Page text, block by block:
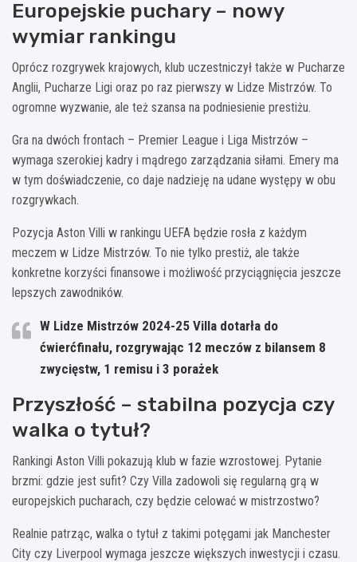
Europejskie puchary – nowy
wymiar rankingu
Oprócz rozgrywek krajowych, klub uczestniczył także w Pucharze
Anglii, Pucharze Ligi oraz po raz pierwszy w Lidze Mistrzów. To
ogromne wyzwanie, ale też szansa na podniesienie prestiżu.
Gra na dwóch frontach – Premier League i Liga Mistrzów –
wymaga szerokiej kadry i mądrego zarządzania siłami. Emery ma
w tym doświadczenie, co daje nadzieję na udane występy w obu
rozgrywkach.
Pozycja Aston Villi w rankingu UEFA będzie rosła z każdym
meczem w Lidze Mistrzów. To nie tylko prestiż, ale także
konkretne korzyści finansowe i możliwość przyciągnięcia jeszcze
lepszych zawodników.
W Lidze Mistrzów 2024-25 Villa dotarła do
ćwierćfinału, rozgrywając 12 meczów z bilansem 8
zwycięstw, 1 remisu i 3 porażek
Przyszłość – stabilna pozycja czy
walka o tytuł?
Rankingi Aston Villi pokazują klub w fazie wzrostowej. Pytanie
brzmi: gdzie jest sufit? Czy Villa zadowoli się regularną grą w
europejskich pucharach, czy będzie celować w mistrzostwo?
Realnie patrząc, walka o tytuł z takimi potęgami jak Manchester
City czy Liverpool wymaga jeszcze większych inwestycji i czasu.